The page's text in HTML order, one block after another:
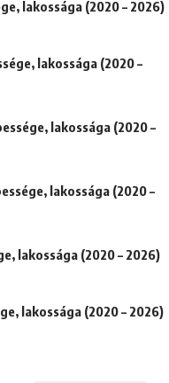
lakossága (2020 – 2026)
lakossága (2020 –
lakossága (2020 –
lakossága (2020 –
lakossága (2020 – 2026)
lakossága (2020 – 2026)